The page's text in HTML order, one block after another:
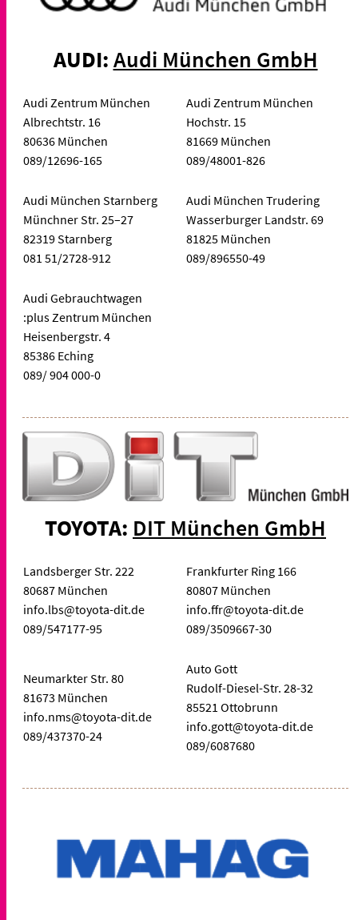
AUDI:Audi München GmbH
Audi Zentrum München
Albrechtstr. 16
80636 München
089/12696-165
Audi Zentrum München
Hochstr. 15
81669 München
089/48001-826
Audi München Starnberg
Münchner Str. 25–27
82319 Starnberg
081 51/2728-912
Audi München Trudering
Wasserburger Landstr. 69
81825 München
089/896550-49
Audi Gebrauchtwagen
:plus Zentrum München
Heisenbergstr. 4
85386 Eching
089/ 904 000-0
TOYOTA: DIT München GmbH
Landsberger Str. 222
80687 München
info.lbs@toyota-dit.de
089/547177-95
Frankfurter Ring 166
80807 München
info.ffr@toyota-dit.de
089/3509667-30
Neumarkter Str. 80
81673 München
info.nms@toyota-dit.de
089/437370-24
Auto Gott
Rudolf-Diesel-Str. 28-32
85521 Ottobrunn
info.gott@toyota-dit.de
089/6087680